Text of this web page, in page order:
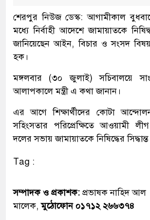
শেরপুর নিউজ ডেস্ক: আগামীকাল
মধ্যে নির্বাহী আদেশে জামায়াতকে
জানিয়েছেন আইন, বিচার ও সংসদ
হক।
মঙ্গলবার (৩০ জুলাই) সচিবালয়ে
আলাপকালে মন্ত্রী এ কথা জানান।
এর আগে শিক্ষার্থীদের কোটা
সহিংসতার পরিপ্রেক্ষিতে আওয়ামী
দলের সভায় জামায়াতকে নিষিদ্ধের
Tag :
সম্পাদক ও প্রকাশক: প্রভাষক নাহিদ আল
মালেক,মুঠোফোন ০১৭১২ ২৬৬৩৭৪